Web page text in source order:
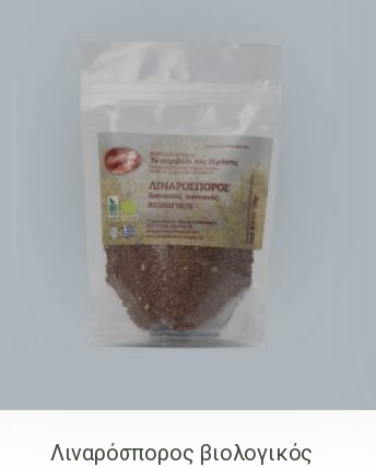
Λιναρόσπορος βιολογικός